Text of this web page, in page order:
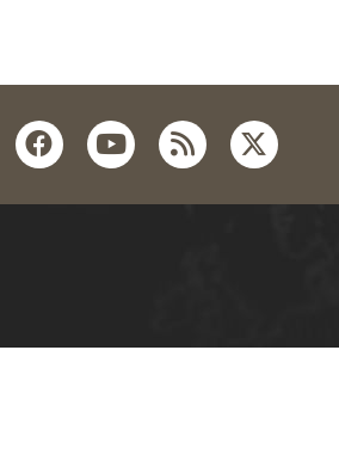
facebookyoutube
rss twitter